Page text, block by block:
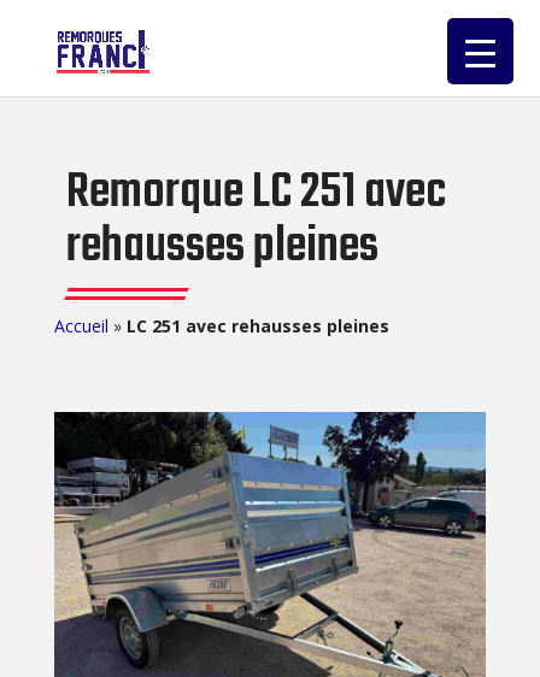
Remorque LC 251 avec
rehausses pleines
Accueil » LC 251 avec rehausses pleines